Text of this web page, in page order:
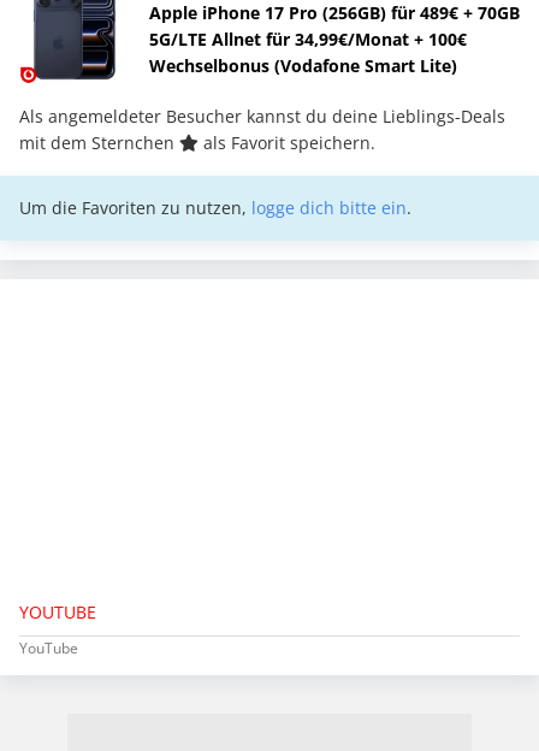
Apple iPhone 17 Pro (256GB) für 489€ + 70GB
5G/LTE Allnet für 34,99€/Monat + 100€
Wechselbonus (Vodafone Smart Lite)
Als angemeldeter Besucher kannst du deine Lieblings-Deals
mit dem Sternchen
als Favorit speichern.
Um die Favoriten zu nutzen, logge dich bitte ein.
YOUTUBE
YouTube